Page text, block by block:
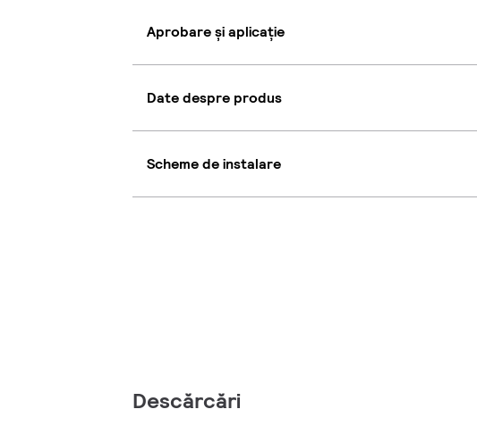
Aprobare și aplicație
Date despre produs
Scheme de instalare
Descărcări